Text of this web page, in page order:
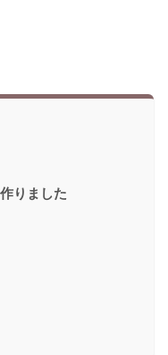
りました